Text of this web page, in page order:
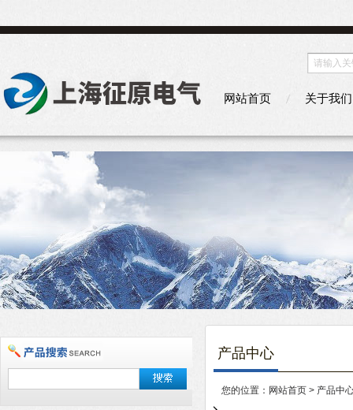
网站首页 关于我们
产品中心
您的位置： 网站首页 > 产品中